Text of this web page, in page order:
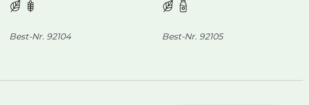
Best-Nr. 92104 Best-Nr. 92105